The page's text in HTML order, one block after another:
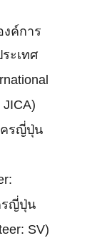
ค์การ
ะเทศ
รญี่ปุ่น
รญี่ปุ่น
SV)